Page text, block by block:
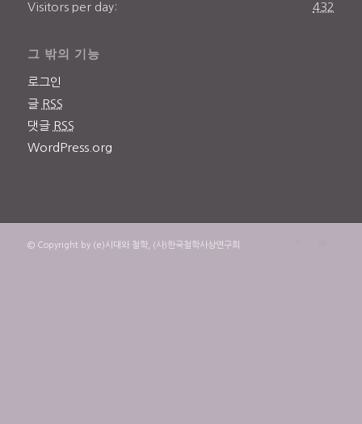
432
Visitors per day:
그 밖의 기능
로그인
글 RSS
댓글 RSS
WordPress.org
© Copyright by (e)시대와 철학, (사)한국철학사상연구회